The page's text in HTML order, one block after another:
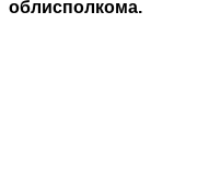
облисполкома.